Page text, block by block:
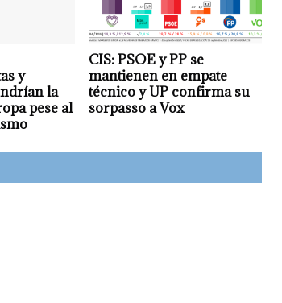
y
la
pese al
CIS: PSOE y PP se
mantienen en empate
técnico y UP confirma su
sorpasso a Vox